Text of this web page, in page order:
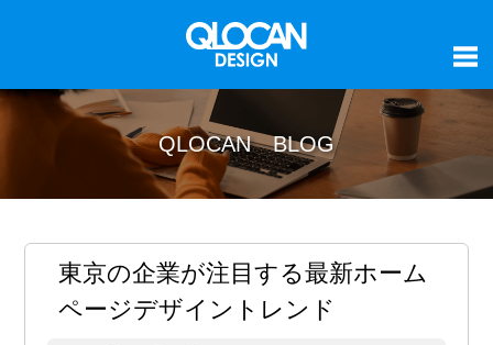
QLOCAN BLOG
東京の企業が注目する最新ホーム
ページデザイントレンド